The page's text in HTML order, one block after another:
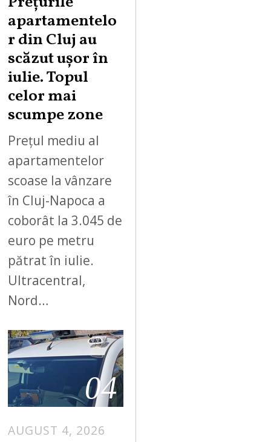
apartamentelo
r din Cluj au
scăzut ușor în
iulie. Topul
celor mai
scumpe zone
Prețul mediu al
apartamentelor
scoase la vânzare
în Cluj-Napoca a
coborât la 3.045 de
euro pe metru
pătrat în iulie.
Ultracentral,
Nord…
04
AUGUST 4, 2026